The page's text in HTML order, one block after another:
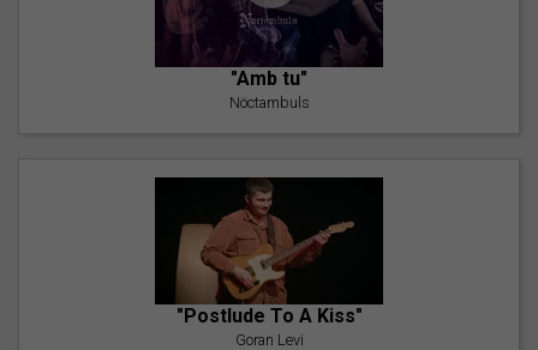
"Amb tu"
Nöctambuls
"Postlude To A Kiss"
Goran Levi